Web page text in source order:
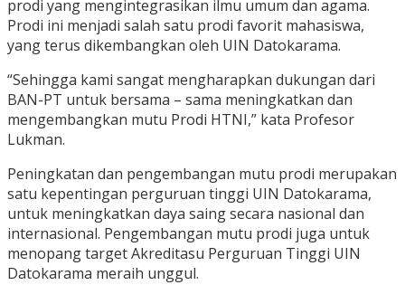
prodi yang mengintegrasikan ilmu umum dan agama.
Prodi ini menjadi salah satu prodi favorit mahasiswa,
yang terus dikembangkan oleh UIN Datokarama.
“Sehingga kami sangat mengharapkan dukungan dari
BAN-PT untuk bersama – sama meningkatkan dan
mengembangkan mutu Prodi HTNI,” kata Profesor
Lukman.
Peningkatan dan pengembangan mutu prodi merupakan
satu kepentingan perguruan tinggi UIN Datokarama,
untuk meningkatkan daya saing secara nasional dan
internasional. Pengembangan mutu prodi juga untuk
menopang target Akreditasu Perguruan Tinggi UIN
Datokarama meraih unggul.